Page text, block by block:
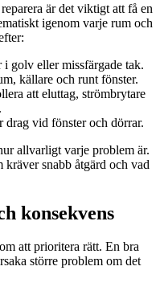
är det viktigt att få en
igenom varje rum och
golv eller missfärgade tak.
källare och runt fönster.
att eluttag, strömbrytare
drag vid fönster och dörrar.
allvarligt varje problem är.
snabb åtgärd och vad
konsekvens
att prioritera rätt. En bra
större problem om det